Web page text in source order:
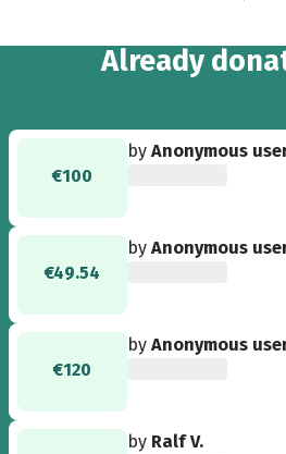
Already 65
€100
byAnonymous
€49.54
byAnonymous
€120
byAnonymous
by Ralf V.